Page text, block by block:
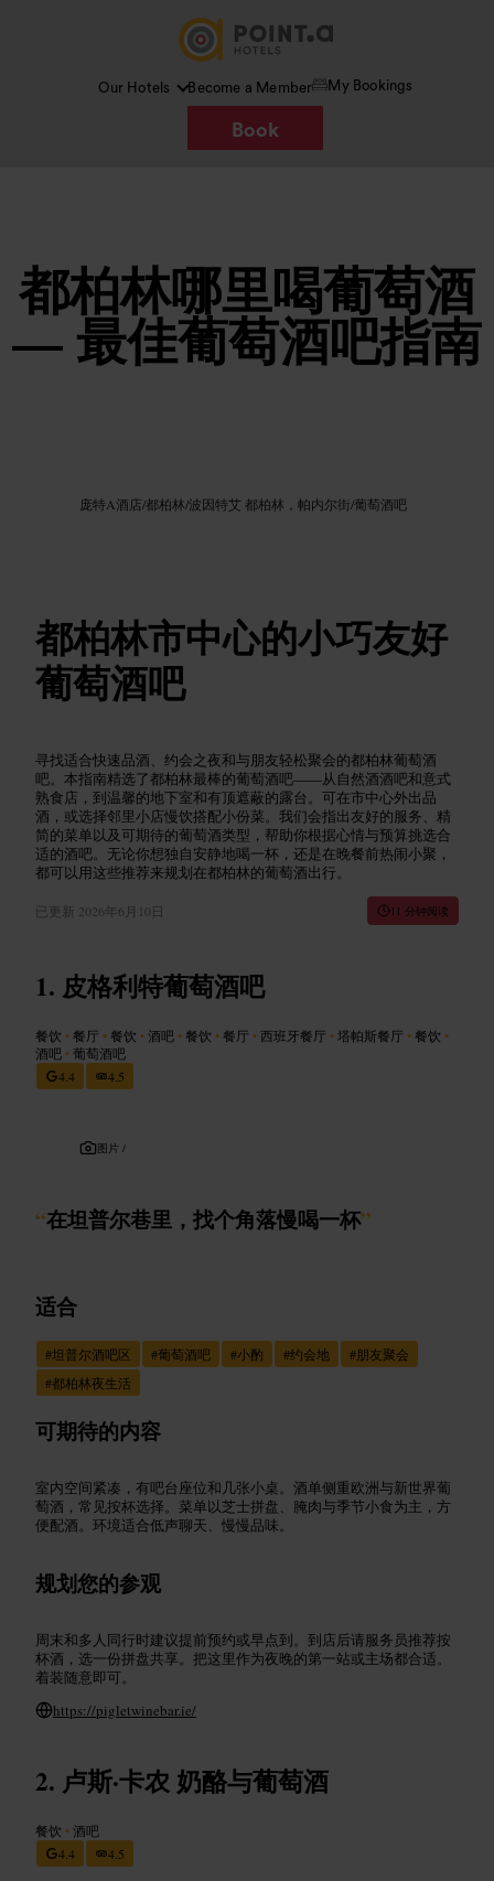
Our Hotels Become a Member My Bookings
Book
都柏林哪里喝葡萄酒
— 最佳葡萄酒吧指南
庞特A酒店/都柏林/波因特艾 都柏林，帕内尔街/葡萄酒吧
都柏林市中心的小巧友好
葡萄酒吧
寻找适合快速品酒、约会之夜和与朋友轻松聚会的都柏林葡萄酒
吧。本指南精选了都柏林最棒的葡萄酒吧——从自然酒酒吧和意式
熟食店，到温馨的地下室和有顶遮蔽的露台。可在市中心外出品
酒，或选择邻里小店慢饮搭配小份菜。我们会指出友好的服务、精
简的菜单以及可期待的葡萄酒类型，帮助你根据心情与预算挑选合
适的酒吧。无论你想独自安静地喝一杯，还是在晚餐前热闹小聚，
都可以用这些推荐来规划在都柏林的葡萄酒出行。
已更新 2026年6月10日 11 分钟阅读
皮格利特葡萄酒吧
餐饮 •餐厅 •餐饮 •酒吧 •餐饮 •餐厅 •西班牙餐厅 •塔帕斯餐厅 •餐饮 •
酒吧 •葡萄酒吧
4.4
4.5
图片 /
“在坦普尔巷里，找个角落慢喝一杯”
适合
#坦普尔酒吧区 #葡萄酒吧 #小酌 #约会地 #朋友聚会
#都柏林夜生活
可期待的内容
室内空间紧凑，有吧台座位和几张小桌。酒单侧重欧洲与新世界葡
萄酒，常见按杯选择。菜单以芝士拼盘、腌肉与季节小食为主，方
便配酒。环境适合低声聊天、慢慢品味。
规划您的参观
周末和多人同行时建议提前预约或早点到。到店后请服务员推荐按
杯酒，选一份拼盘共享。把这里作为夜晚的第一站或主场都合适。
着装随意即可。
https://pigletwinebar.ie/
卢斯·卡农 奶酪与葡萄酒
餐饮 •酒吧
4.4
4.5